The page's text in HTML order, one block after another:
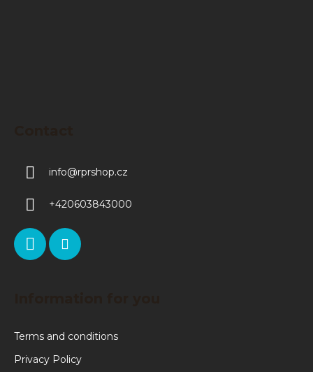
info@rprshop.cz
+420603843000
Terms and conditions
Privacy Policy